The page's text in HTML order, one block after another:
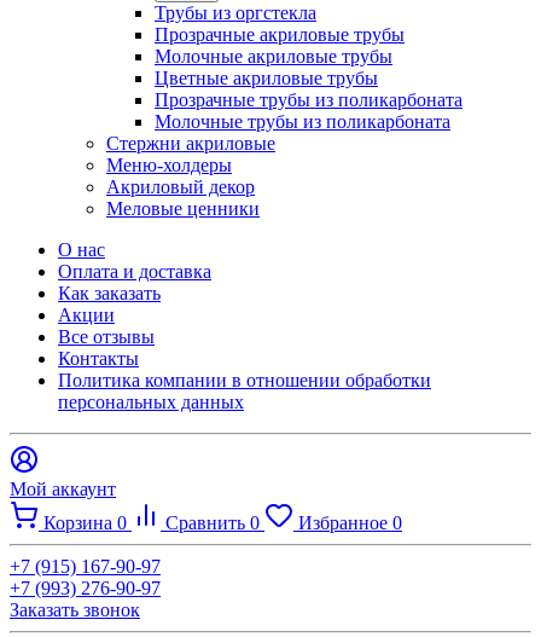
Трубы из оргстекла
Прозрачные акриловые трубы
Молочные акриловые трубы
Цветные акриловые трубы
Прозрачные трубы из поликарбоната
Молочные трубы из поликарбоната
Стержни акриловые
Меню-холдеры
Акриловый декор
Меловые ценники
О нас
Оплата и доставка
Как заказать
Акции
Все отзывы
Контакты​
Политика компании в отношении обработки
персональных данных
Мой аккаунт
Корзина 0 Сравнить 0 Избранное 0
+7 (915) 167-90-97
+7 (993) 276-90-97
Заказать звонок